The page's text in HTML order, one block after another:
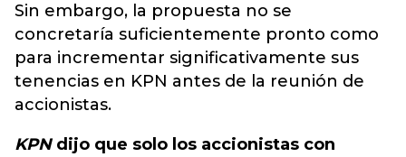
Sin embargo, la propuesta no se
concretaría suficientemente pronto como
para incrementar significativamente sus
tenencias en KPN antes de la reunión de
accionistas.
KPNdijo que solo los accionistas con